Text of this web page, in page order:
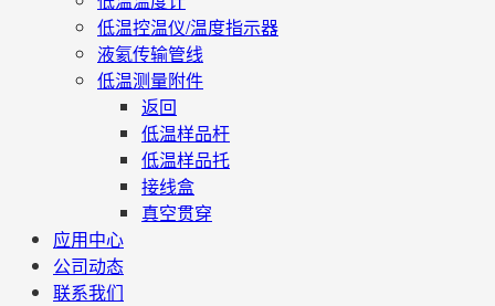
低温控温仪/温度指示器
液氦传输管线
低温测量附件
返回
低温样品杆
低温样品托
接线盒
真空贯穿
应用中心
公司动态
联系我们